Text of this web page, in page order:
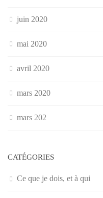
juin 2020
mai 2020
avril 2020
mars 2020
mars 202
CATÉGORIES
Ce que je dois, et à qui